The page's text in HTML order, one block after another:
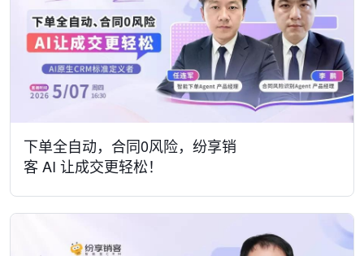
下单全自动，合同0风险，纷享销
客 AI 让成交更轻松！